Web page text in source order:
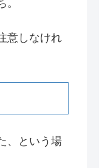
意しなけれ
、という場